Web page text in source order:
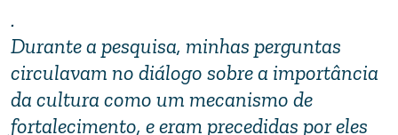
.
Durante a pesquisa, minhas perguntas
circulavam no diálogo sobre a importância
da cultura como um mecanismo de
fortalecimento, e eram precedidas por eles